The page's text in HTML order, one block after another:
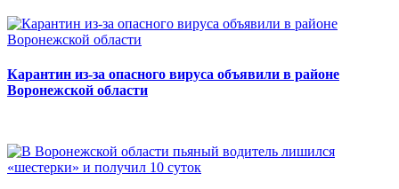
Карантин из-за опасного вируса объявили в районе
Воронежской области